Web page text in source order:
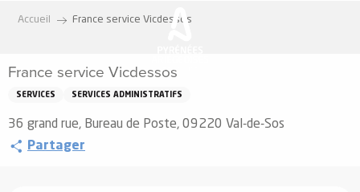
principal
Accueil France service Vicdessos
France service Vicdessos
SERVICES SERVICES ADMINISTRATIFS
36 grand rue, Bureau de Poste, 09220 Val-de-Sos
Partager